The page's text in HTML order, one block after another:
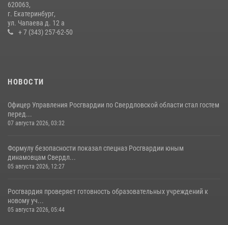
турнире по хоккею
14 июля 2026, 11:06
620063,
г. Екатеринбург,
ул. Чапаева д. 12 а
+ 7 (343) 257-62-50
НОВОСТИ
Офицер Управления Росгвардии по Свердловской области стал гостем
перед...
07 августа 2026, 03:32
Формулу безопасности показал спецназ Росгвардии юным
динамовцам Свердл...
05 августа 2026, 12:27
Росгвардия проверяет готовность образовательных учреждений к
новому уч...
05 августа 2026, 05:44